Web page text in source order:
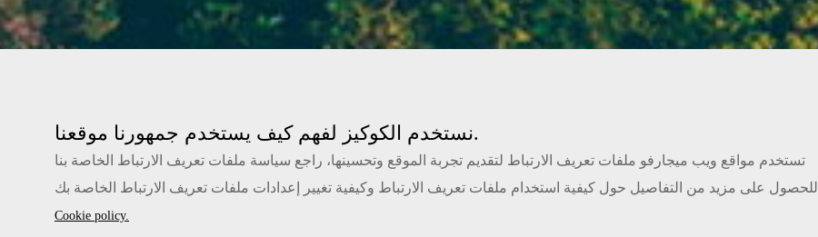
نستخدم الكوكيز لفهم كيف يستخدم جمهورنا موقعنا.
تستخدم مواقع ويب ميجارفو ملفات تعريف الارتباط لتقديم تجربة الموقع وتحسينها، راجع سياسة ملفات تعريف الارتباط الخاصة بنا
للحصول على مزيد من التفاصيل حول كيفية استخدام ملفات تعريف الارتباط وكيفية تغيير إعدادات ملفات تعريف الارتباط الخاصة بك
Cookie policy.